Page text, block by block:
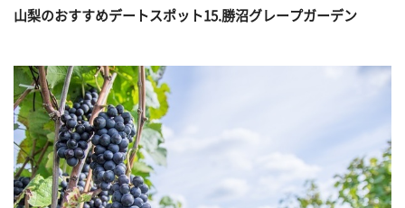
山梨のおすすめデートスポット15.勝沼グレープガーデン